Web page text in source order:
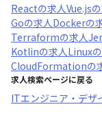
Reactの求人Vue.js
Goの求人 Dockerの
Terraformの求人
Kotlinの求人 Linux
CloudFormationの
求人検索ページに戻る
ITエンジニア・デザ